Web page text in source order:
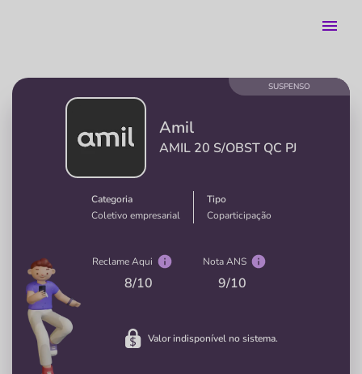
Amil
AMIL 20 S/OBST QC PJ
Categoria
Coletivo empresarial
Tipo
Coparticipação
Valor indisponível no sistema.
Reclame Aqui
8/10
Nota ANS
9/10
SUSPENSO